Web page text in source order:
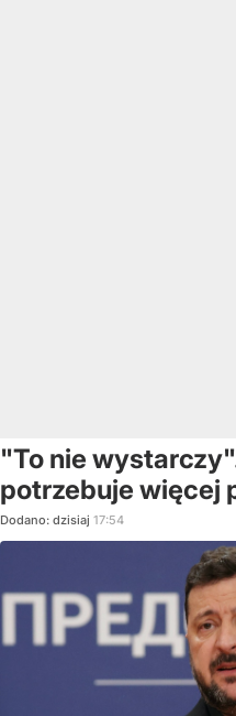
"To nie
potrzebuje więcej
Dodano: dzisiaj 17:54